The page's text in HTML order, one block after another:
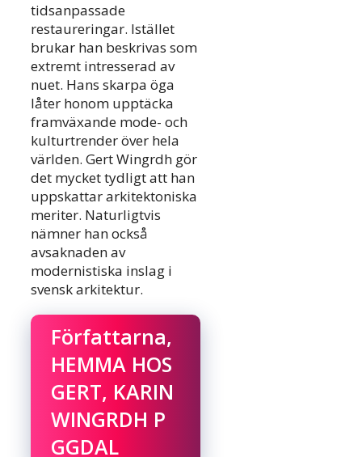
tidsanpassade
restaureringar. Istället
brukar han beskrivas som
extremt intresserad av
nuet. Hans skarpa öga
låter honom upptäcka
framväxande mode- och
kulturtrender över hela
världen. Gert Wingrdh gör
det mycket tydligt att han
uppskattar arkitektoniska
meriter. Naturligtvis
nämner han också
avsaknaden av
modernistiska inslag i
svensk arkitektur.
Författarna,
HEMMA HOS
GERT, KARIN
WINGRDH P
GGDAL